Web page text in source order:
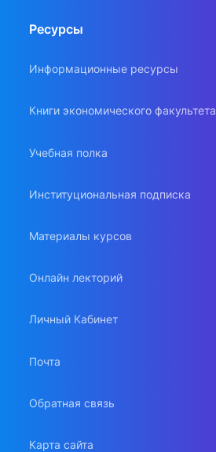
Ресурсы
Информационные ресурсы
Книги экономического факультета
Учебная полка
Институциональная подписка
Материалы курсов
Онлайн лекторий
Личный Кабинет
Почта
Обратная связь
Карта сайта